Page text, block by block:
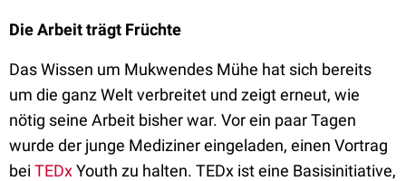
Die Arbeit trägt Früchte
Das Wissen um Mukwendes Mühe hat sich bereits
um die ganz Welt verbreitet und zeigt erneut, wie
nötig seine Arbeit bisher war. Vor ein paar Tagen
wurde der junge Mediziner eingeladen, einen Vortrag
bei TEDxYouth zu halten. TEDx ist eine Basisinitiative,